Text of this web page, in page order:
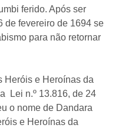
ferido. Após ser
de fevereiro de 1694 se
para não retornar
Heróis e Heroínas da
Lei n.º 13.816, de 24
o nome de Dandara
e Heroínas da